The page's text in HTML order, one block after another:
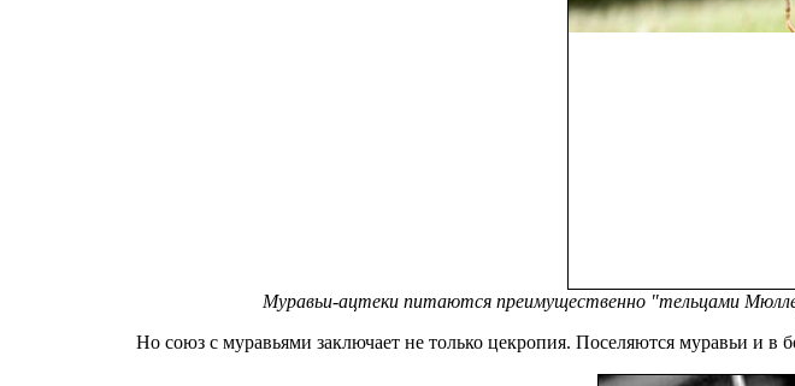
Муравьи-ацтеки питаются преимущественно "тельцами
Но союз с муравьями заключает не только цекропия. Поселяются муравьи и